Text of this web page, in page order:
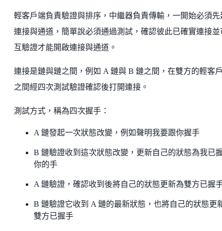
輕客戶端負責驗證與排序，中繼器負責傳輸，一開始必須先
連接與通道，簡單說必須通過測試，確認彼此已確實連接並
互驗證才能開啟連接與通道。
連接是鏈與鏈之間，例如 A 鏈與 B 鏈之間，在雙方的輕客
之間經四次測試驗證確認後打開連接。
測試方式，稱為四次握手：
A 鏈發起一次狀態改變，例如聲明我要跟你握手
B 鏈驗證收到這次狀態改變，更新自己的狀態為我已
你的手
A 鏈驗證，確認收到後將自己的狀態更新為雙方已握
B 鏈驗證它收到 A 鏈的最新狀態，也將自己的狀態更
雙方已握手